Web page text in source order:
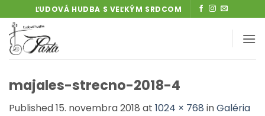
to
content
ĽUDOVÁ HUDBA S VEĽKÝM SRDCOM
majales-strecno-2018-4
Published15. novembra 2018 at 1024 × 768 inGaléria